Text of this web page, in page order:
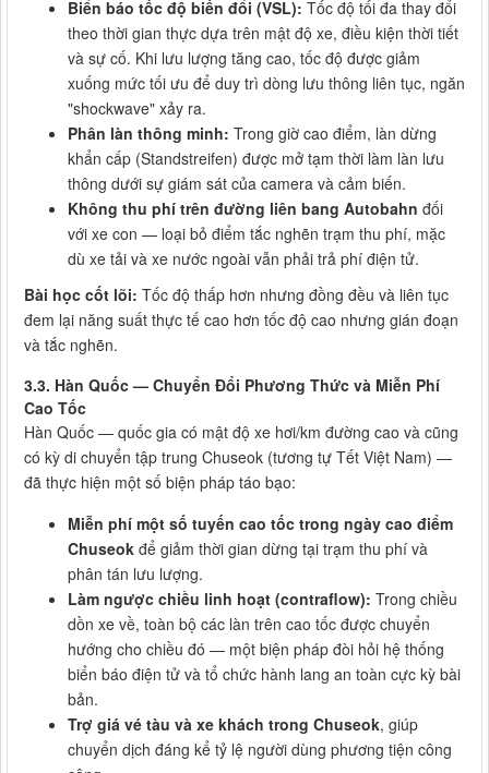
Biển báo tốc độ biến đổi (VSL): Tốc độ tối đa thay đổi
theo thời gian thực dựa trên mật độ xe, điều kiện thời tiết
và sự cố. Khi lưu lượng tăng cao, tốc độ được giảm
xuống mức tối ưu để duy trì dòng lưu thông liên tục, ngăn
"shockwave" xảy ra.
Phân làn thông minh: Trong giờ cao điểm, làn dừng
khẩn cấp (Standstreifen) được mở tạm thời làm làn lưu
thông dưới sự giám sát của camera và cảm biến.
Không thu phí trên đường liên bang Autobahn đối
với xe con — loại bỏ điểm tắc nghẽn trạm thu phí, mặc
dù xe tải và xe nước ngoài vẫn phải trả phí điện tử.
Bài học cốt lõi: Tốc độ thấp hơn nhưng đồng đều và liên tục
đem lại năng suất thực tế cao hơn tốc độ cao nhưng gián đoạn
và tắc nghẽn.
3.3. Hàn Quốc — Chuyển Đổi Phương Thức và Miễn Phí
Cao Tốc
Hàn Quốc — quốc gia có mật độ xe hơi/km đường cao và cũng
có kỳ di chuyển tập trung Chuseok (tương tự Tết Việt Nam) —
đã thực hiện một số biện pháp táo bạo:
Miễn phí một số tuyến cao tốc trong ngày cao điểm
Chuseok để giảm thời gian dừng tại trạm thu phí và
phân tán lưu lượng.
Làm ngược chiều linh hoạt (contraflow): Trong chiều
dồn xe về, toàn bộ các làn trên cao tốc được chuyển
hướng cho chiều đó — một biện pháp đòi hỏi hệ thống
biển báo điện tử và tổ chức hành lang an toàn cực kỳ bài
bản.
Trợ giá vé tàu và xe khách trong Chuseok, giúp
chuyển dịch đáng kể tỷ lệ người dùng phương tiện công